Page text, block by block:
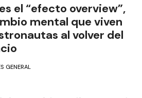
el “efecto overview”,
mental que viven
al volver del
GENERAL